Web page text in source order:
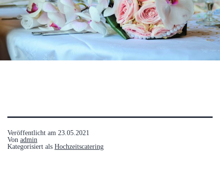
Veröffentlicht am 23.05.2021
Von admin
Kategorisiert als Hochzeitscatering